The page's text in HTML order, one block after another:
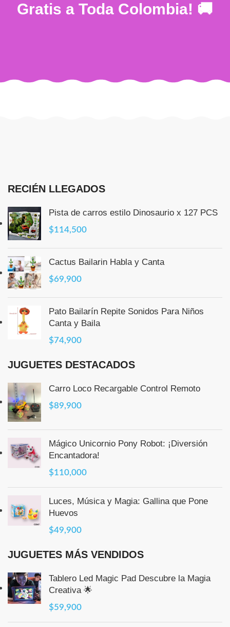
Gratis a Toda Colombia! 🚚
RECIÉN LLEGADOS
Pista de carros estilo Dinosaurio x 127 PCS
$114,500
Cactus Bailarin Habla y Canta
$69,900
Pato Bailarín Repite Sonidos Para Niños
Canta y Baila
$74,900
JUGUETES DESTACADOS
Carro Loco Recargable Control Remoto
$89,900
Mágico Unicornio Pony Robot: ¡Diversión
Encantadora!
$110,000
Luces, Música y Magia: Gallina que Pone
Huevos
$49,900
JUGUETES MÁS VENDIDOS
Tablero Led Magic Pad Descubre la Magia
Creativa 🌟
$59,900